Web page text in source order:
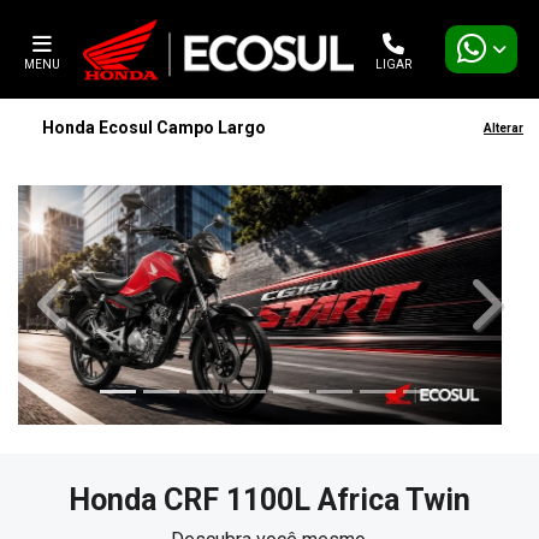
MENU LIGAR
Honda Ecosul Campo Largo Alterar
templates.template-
Honda CRF 1100L Africa Twin